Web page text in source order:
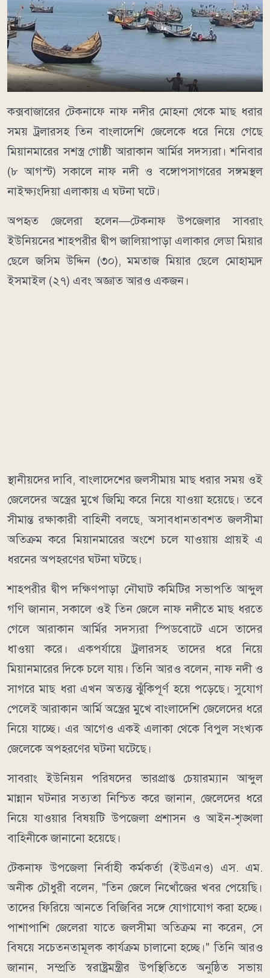
কক্সবাজারের টেকনাফে নাফ নদীর মোহনা থেকে মাছ ধরার
সময় ট্রলারসহ তিন বাংলাদেশি জেলেকে ধরে নিয়ে গেছে
মিয়ানমারের সশস্ত্র গোষ্ঠী আরাকান আর্মির সদস্যরা। শনিবার
(৮ আগস্ট) সকালে নাফ নদী ও বঙ্গোপসাগরের সঙ্গমস্থল
নাইক্ষ্যংদিয়া এলাকায় এ ঘটনা ঘটে।
অপহৃত জেলেরা হলেন—টেকনাফ উপজেলার সাবরাং
ইউনিয়নের শাহপরীর দ্বীপ জালিয়াপাড়া এলাকার লেডা মিয়ার
ছেলে জসিম উদ্দিন (৩০), মমতাজ মিয়ার ছেলে মোহাম্মদ
ইসমাইল (২৭) এবং অজ্ঞাত আরও একজন।
স্থানীয়দের দাবি, বাংলাদেশের জলসীমায় মাছ ধরার সময় ওই
জেলেদের অস্ত্রের মুখে জিম্মি করে নিয়ে যাওয়া হয়েছে। তবে
সীমান্ত রক্ষাকারী বাহিনী বলছে, অসাবধানতাবশত জলসীমা
অতিক্রম করে মিয়ানমারের অংশে চলে যাওয়ায় প্রায়ই এ
ধরনের অপহরণের ঘটনা ঘটছে।
শাহপরীর দ্বীপ দক্ষিণপাড়া নৌঘাট কমিটির সভাপতি আব্দুল
গণি জানান, সকালে ওই তিন জেলে নাফ নদীতে মাছ ধরতে
গেলে আরাকান আর্মির সদস্যরা স্পিডবোটে এসে তাদের
ধাওয়া করে। একপর্যায়ে ট্রলারসহ তাদের ধরে নিয়ে
মিয়ানমারের দিকে চলে যায়। তিনি আরও বলেন, নাফ নদী ও
সাগরে মাছ ধরা এখন অত্যন্ত ঝুঁকিপূর্ণ হয়ে পড়েছে। সুযোগ
পেলেই আরাকান আর্মি অস্ত্রের মুখে বাংলাদেশি জেলেদের ধরে
নিয়ে যাচ্ছে। এর আগেও একই এলাকা থেকে বিপুল সংখ্যক
জেলেকে অপহরণের ঘটনা ঘটেছে।
সাবরাং ইউনিয়ন পরিষদের ভারপ্রাপ্ত চেয়ারম্যান আব্দুল
মান্নান ঘটনার সত্যতা নিশ্চিত করে জানান, জেলেদের ধরে
নিয়ে যাওয়ার বিষয়টি উপজেলা প্রশাসন ও আইন-শৃঙ্খলা
বাহিনীকে জানানো হয়েছে।
টেকনাফ উপজেলা নির্বাহী কর্মকর্তা (ইউএনও) এস. এম.
অনীক চৌধুরী বলেন, "তিন জেলে নিখোঁজের খবর পেয়েছি।
তাদের ফিরিয়ে আনতে বিজিবির সঙ্গে যোগাযোগ করা হচ্ছে।
পাশাপাশি জেলেরা যাতে জলসীমা অতিক্রম না করেন, সে
বিষয়ে সচেতনতামূলক কার্যক্রম চালানো হচ্ছে।" তিনি আরও
জানান, সম্প্রতি স্বরাষ্ট্রমন্ত্রীর উপস্থিতিতে অনুষ্ঠিত সভায়